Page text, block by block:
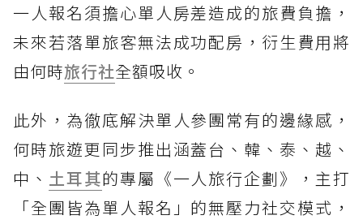
一人報名須擔心單人房差造成的旅費負擔，
未來若落單旅客無法成功配房，衍生費用將
由何時旅行社全額吸收。
此外，為徹底解決單人參團常有的邊緣感，
何時旅遊更同步推出涵蓋台、韓、泰、越、
中、 土耳其的專屬《一人旅行企劃》，主打
「全團皆為單人報名」的無壓力社交模式，